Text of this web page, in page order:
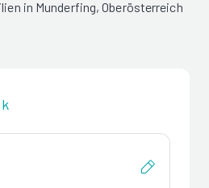
in Munderfing, Oberösterreich